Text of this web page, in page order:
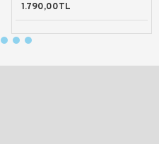
1.790,00TL